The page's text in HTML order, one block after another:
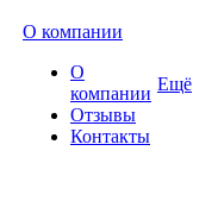
О компании
О
компании
Отзывы
Контакты
Ещё